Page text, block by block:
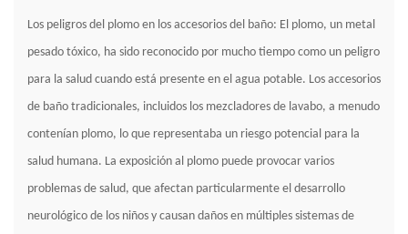
Los peligros del plomo en los accesorios del baño: El plomo, un metal
pesado tóxico, ha sido reconocido por mucho tiempo como un peligro
para la salud cuando está presente en el agua potable. Los accesorios
de baño tradicionales, incluidos los mezcladores de lavabo, a menudo
contenían plomo, lo que representaba un riesgo potencial para la
salud humana. La exposición al plomo puede provocar varios
problemas de salud, que afectan particularmente el desarrollo
neurológico de los niños y causan daños en múltiples sistemas de